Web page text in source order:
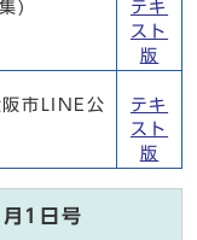
)
テキ
スト
版
市LINE公
テキ
スト
版
1日号